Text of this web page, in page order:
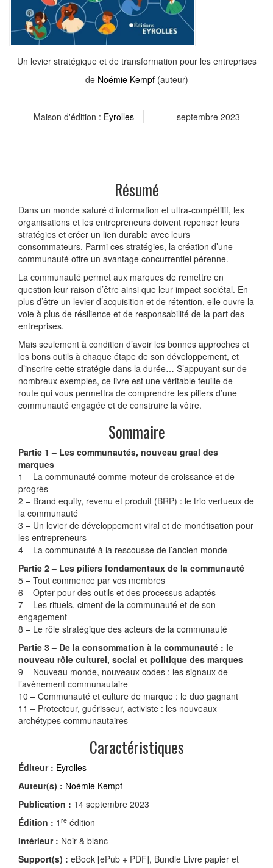
Un levier stratégique et de transformation pour les entreprises
de Noémie Kempf(auteur)
Maison d'édition : Eyrolles septembre 2023
Résumé
Dans un monde saturé d’information et ultra-compétitif, les
organisations et les entrepreneurs doivent repenser leurs
stratégies et créer un lien durable avec leurs
consommateurs. Parmi ces stratégies, la création d’une
communauté offre un avantage concurrentiel pérenne.
La communauté permet aux marques de remettre en
question leur raison d’être ainsi que leur impact sociétal. En
plus d’être un levier d’acquisition et de rétention, elle ouvre la
voie à plus de résilience et de responsabilité de la part des
entreprises.
Mais seulement à condition d’avoir les bonnes approches et
les bons outils à chaque étape de son développement, et
d’inscrire cette stratégie dans la durée… S’appuyant sur de
nombreux exemples, ce livre est une véritable feuille de
route qui vous permettra de comprendre les piliers d’une
communauté engagée et de construire la vôtre.
Sommaire
Partie 1 – Les communautés, nouveau graal des
marques
1 – La communauté comme moteur de croissance et de
progrès
2 – Brand equity, revenu et produit (BRP) : le trio vertueux de
la communauté
3 – Un levier de développement viral et de monétisation pour
les entrepreneurs
4 – La communauté à la rescousse de l’ancien monde
Partie 2 – Les piliers fondamentaux de la communauté
5 – Tout commence par vos membres
6 – Opter pour des outils et des processus adaptés
7 – Les rituels, ciment de la communauté et de son
engagement
8 – Le rôle stratégique des acteurs de la communauté
Partie 3 – De la consommation à la communauté : le
nouveau rôle culturel, social et politique des marques
9 – Nouveau monde, nouveaux codes : les signaux de
l’avènement communautaire
10 – Communauté et culture de marque : le duo gagnant
11 – Protecteur, guérisseur, activiste : les nouveaux
archétypes communautaires
Caractéristiques
Éditeur : Eyrolles
Auteur(s) : Noémie Kempf
Publication : 14 septembre 2023
Édition : 1 re édition
Intérieur : Noir & blanc
Support(s) : eBook [ePub + PDF], Bundle Livre papier et